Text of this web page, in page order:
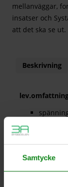
Samtycke
mellanväggar,
insatser och
att det ska se ut.
Beskrivning
100 x
782,26
50 x
25 x